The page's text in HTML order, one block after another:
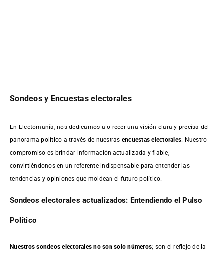
Sondeos y Encuestas electorales
En Electomanía, nos dedicamos a ofrecer una visión clara y precisa del
panorama político a través de nuestras encuestas electorales. Nuestro
compromiso es brindar información actualizada y fiable,
convirtiéndonos en un referente indispensable para entender las
tendencias y opiniones que moldean el futuro político.
Sondeos electorales actualizados: Entendiendo el Pulso
Político
Nuestros sondeos electorales no son solo números; son el reflejo de la